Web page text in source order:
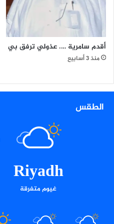
أقدم سامرية …. عذولي ترفق بي
منذ 3 أسابيع
الطقس
Riyadh
غيوم متفرقة